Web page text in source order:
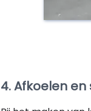
4. Afkoelen